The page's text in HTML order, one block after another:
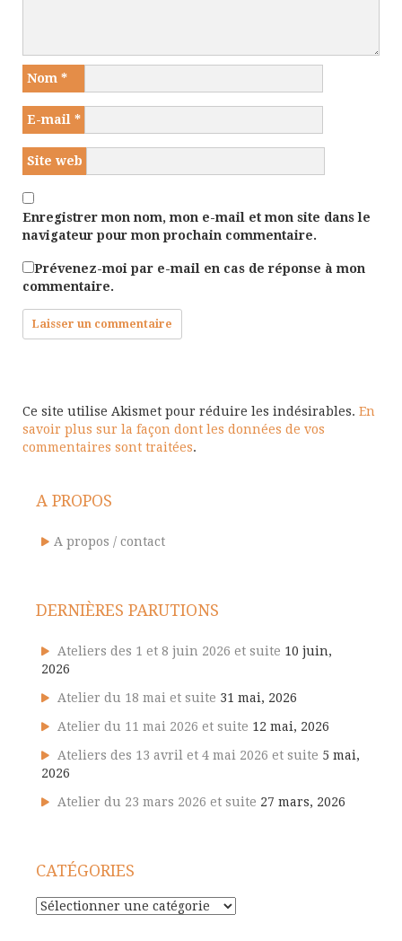
Nom *
E-mail *
Site web
Enregistrer mon nom, mon e-mail et mon site dans le
navigateur pour mon prochain commentaire.
Prévenez-moi par e-mail en cas de réponse à mon
commentaire.
Ce site utilise Akismet pour réduire les indésirables. En
savoir plus sur la façon dont les données de vos
commentaires sont traitées.
A PROPOS
A propos / contact
DERNIÈRES PARUTIONS
Ateliers des 1 et 8 juin 2026 et suite 10 juin,
2026
Atelier du 18 mai et suite 31 mai, 2026
Atelier du 11 mai 2026 et suite 12 mai, 2026
Ateliers des 13 avril et 4 mai 2026 et suite 5 mai,
2026
Atelier du 23 mars 2026 et suite 27 mars, 2026
CATÉGORIES
Catégories